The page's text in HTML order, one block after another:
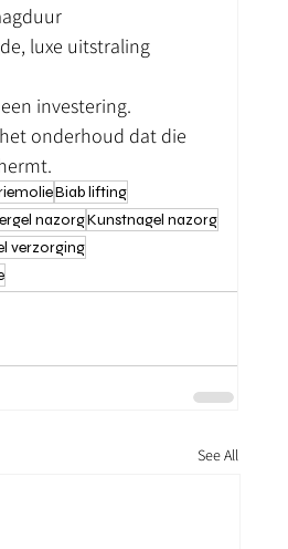
luxe uitstraling
investering.
onderhoud dat die
Biab lifting
nazorgKunstnagel nazorg
verzorging
See All